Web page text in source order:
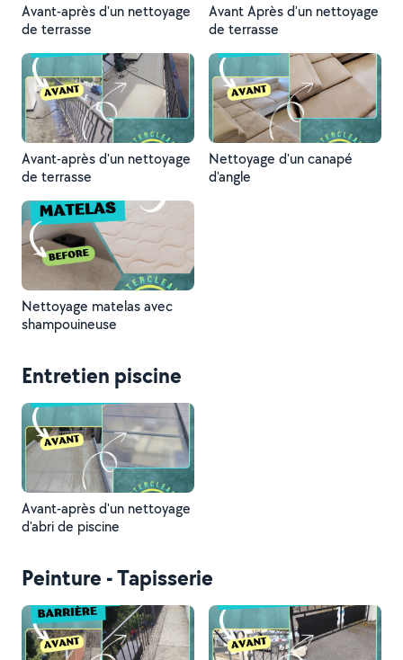
Avant-après d'un nettoyage
de terrasse
Avant Après d'un nettoyage
de terrasse
Avant-après d'un nettoyage
de terrasse
Nettoyage d'un canapé
d'angle
Nettoyage matelas avec
shampouineuse
Entretien piscine
Avant-après d'un nettoyage
d'abri de piscine
Peinture - Tapisserie